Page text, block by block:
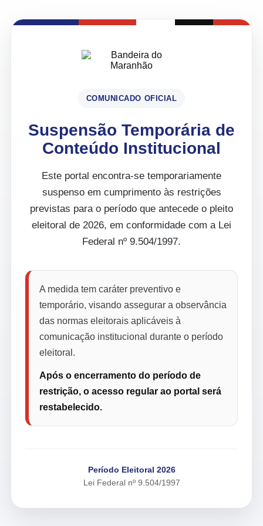
COMUNICADO OFICIAL
Suspensão Temporária de
Conteúdo Institucional
Este portal encontra-se temporariamente
suspenso em cumprimento às restrições
previstas para o período que antecede o pleito
eleitoral de 2026, em conformidade com a Lei
Federal nº 9.504/1997.
A medida tem caráter preventivo e
temporário, visando assegurar a observância
das normas eleitorais aplicáveis à
comunicação institucional durante o período
eleitoral.
Após o encerramento do período de
restrição, o acesso regular ao portal será
restabelecido.
Período Eleitoral 2026
Lei Federal nº 9.504/1997